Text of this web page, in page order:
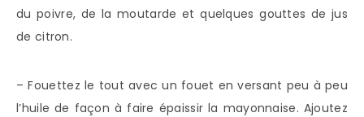
du poivre, de la moutarde et quelques gouttes de jus
de citron.
– Fouettez le tout avec un fouet en versant peu à peu
l’huile de façon à faire épaissir la mayonnaise. Ajoutez